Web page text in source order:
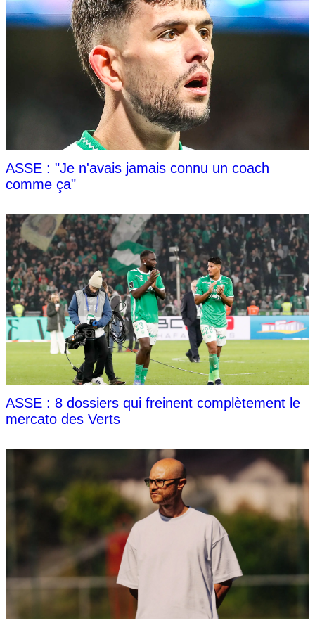
ASSE : "Je n'avais jamais connu un coach
comme ça"
ASSE : 8 dossiers qui freinent complètement le
mercato des Verts